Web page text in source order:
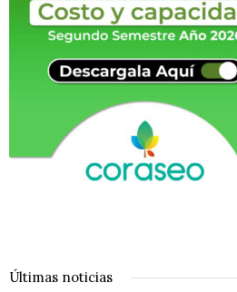
Últimas noticias